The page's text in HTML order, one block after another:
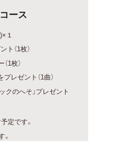
ース
１
（1枚）
1枚）
レゼント（1曲）
クのへそ」プレゼント
定です。